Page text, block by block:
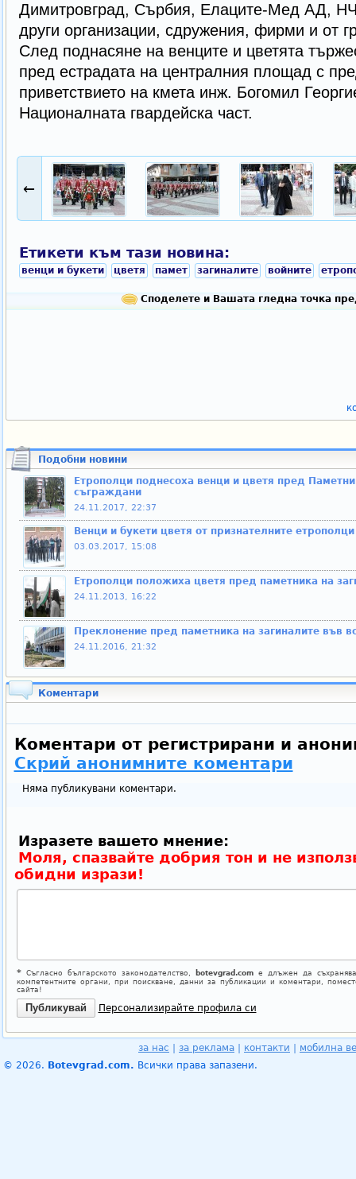
Димитровград, Сърбия, Елаците-Мед АД, НЧ
други организации, сдружения, фирми и от
След поднасяне на венците и цветята
пред естрадата на централния площад с
приветствието на кмета инж. Богомил
Националната гвардейска част.
←
Етикети към тази новина:
венци и букети цветя памет загиналите войните
Споделете и Вашата гледна точка
Подобни новини
Етрополци поднесоха венци и цветя пред
съграждани
24.11.2017, 22:37
Венци и букети цветя от признателните етрополци
03.03.2017, 15:08
Етрополци положиха цветя пред паметника на
24.11.2013, 16:22
Преклонение пред паметника на загиналите във
24.11.2016, 21:32
Коментари
Коментари от регистрирани и
Скрий анонимните коментари
Няма публикувани коментари.
Изразете вашето мнение:
Моля, спазвайте добрия тон и не
обидни изрази!
*Съгласно българското законодателство, botevgrad.comе длъжен да
компетентните органи, при поискване, данни за публикации и коментари,
сайта!
Персонализирайте профила си
за нас за реклама контакти
мобилна
© 2026. Botevgrad.com. Всички права запазени.